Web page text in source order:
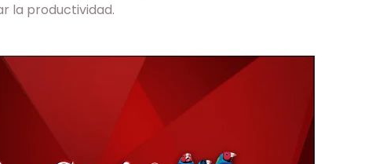
la productividad.